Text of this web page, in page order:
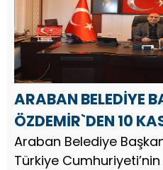
ARABAN BELEDİYE
ÖZDEMİR`DEN 10
ANMA GÜNÜ
Araban Belediye
Türkiye